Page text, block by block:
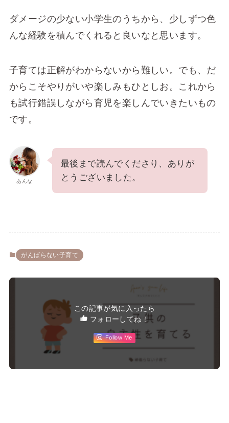
ダメージの少ない小学生のうちから、少しずつ色
んな経験を積んでくれると良いなと思います。
子育ては正解がわからないから難しい。でも、だ
からこそやりがいや楽しみもひとしお。これから
も試行錯誤しながら育児を楽しんでいきたいもの
です。
あんな
最後まで読んでくださり、ありが
とうございました。
がんばらない子育て
この記事が気に入ったら
フォローしてね！
Follow Me